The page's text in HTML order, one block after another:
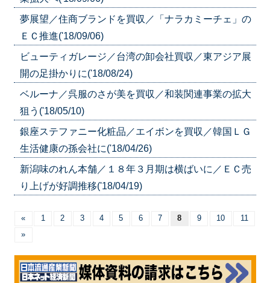
夢展望／住商ブランドを買収／「ナラカミーチェ」の
ＥＣ推進('18/09/06)
ビューティガレージ／台湾の卸会社買収／東アジア展
開の足掛かりに('18/08/24)
ベルーナ／呉服のさが美を買収／和装関連事業の拡大
狙う('18/05/10)
銀座ステファニー化粧品／エイボンを買収／韓国ＬＧ
生活健康の孫会社に('18/04/26)
新潟味のれん本舗／１８年３月期は横ばいに／ＥＣ売
り上げが好調推移('18/04/19)
« 1 2 3 4 5 6 7 8 9 10
11
»